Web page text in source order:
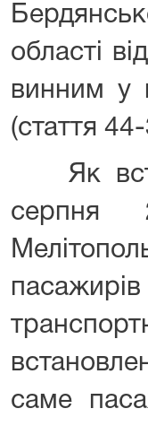
області
винним у
(стаття
Як
саме